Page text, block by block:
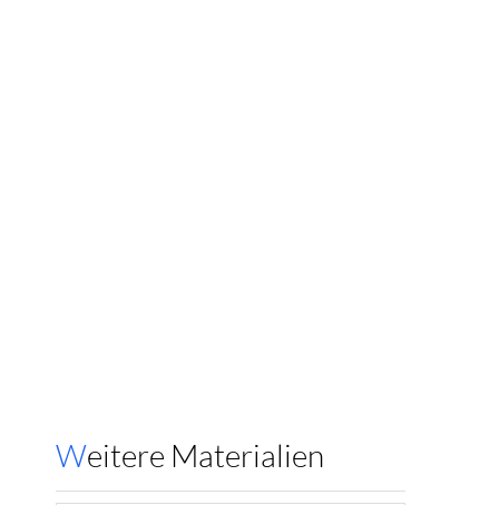
Weitere Materialien